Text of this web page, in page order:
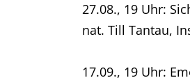
27.08., 19 Uhr:
nat. Till Tantau,
17.09., 19 Uhr: